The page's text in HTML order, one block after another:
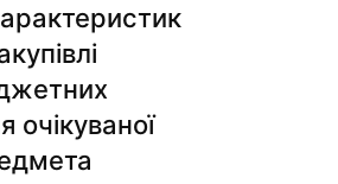
очікуваної